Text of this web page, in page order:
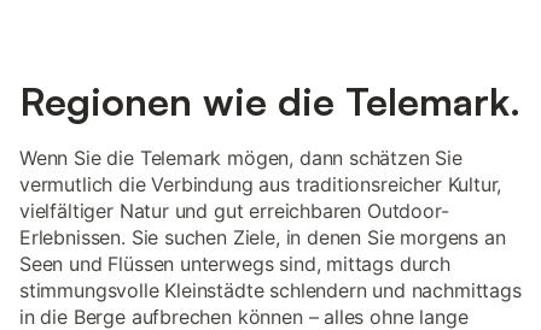
Regionen wie die Telemark.
Wenn Sie die Telemark mögen, dann schätzen Sie
vermutlich die Verbindung aus traditionsreicher Kultur,
vielfältiger Natur und gut erreichbaren Outdoor-
Erlebnissen. Sie suchen Ziele, in denen Sie morgens an
Seen und Flüssen unterwegs sind, mittags durch
stimmungsvolle Kleinstädte schlendern und nachmittags
in die Berge aufbrechen können – alles ohne lange